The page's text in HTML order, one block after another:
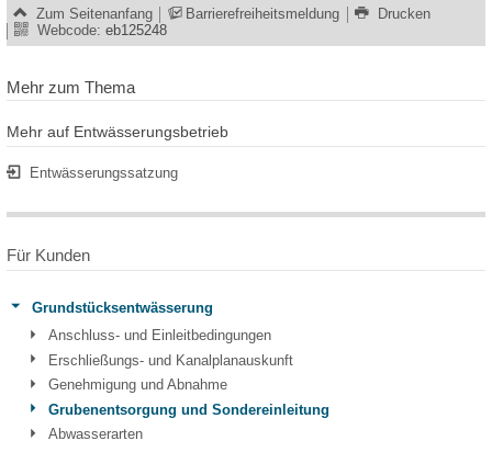
Zum Seitenanfang Barrierefreiheitsmeldung
Drucken
Webcode: eb125248
Mehr zum Thema
Mehr auf Entwässerungsbetrieb
Entwässerungssatzung
Für Kunden
Grundstücksentwässerung
Anschluss- und Einleitbedingungen
Erschließungs- und Kanalplanauskunft
Genehmigung und Abnahme
Grubenentsorgung und Sondereinleitung
Abwasserarten